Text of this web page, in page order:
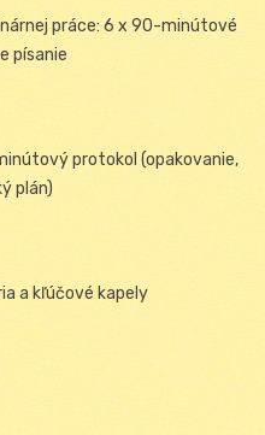
práce: 6 x 90-minútové
písanie
protokol (opakovanie,
plán)
a kľúčové kapely